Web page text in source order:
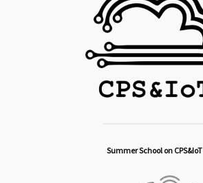
Summer School on CPS&IoT